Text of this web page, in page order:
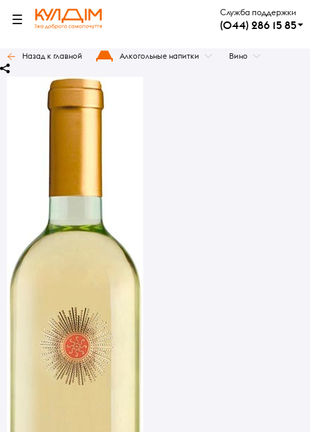
Служба поддержки
(044) 286 15 85
Назад к главной Алкогольные напитки Вино